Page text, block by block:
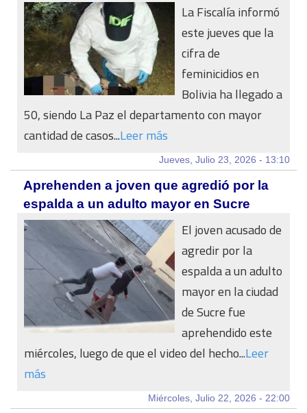
La Fiscalía informó
este jueves que la
cifra de
feminicidios en
Bolivia ha llegado a
50, siendo La Paz el departamento con mayor
cantidad de casos...Leer más
Jueves, Julio 23, 2026 - 13:10
Aprehenden a joven que agredió por la
espalda a un adulto mayor en Sucre
El joven acusado de
agredir por la
espalda a un adulto
mayor en la ciudad
de Sucre fue
aprehendido este
miércoles, luego de que el video del hecho...Leer
más
Miércoles, Julio 22, 2026 - 22:00